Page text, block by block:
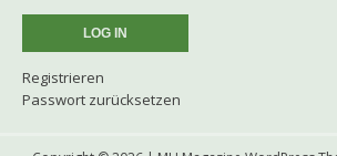
Registrieren
Passwort zurücksetzen